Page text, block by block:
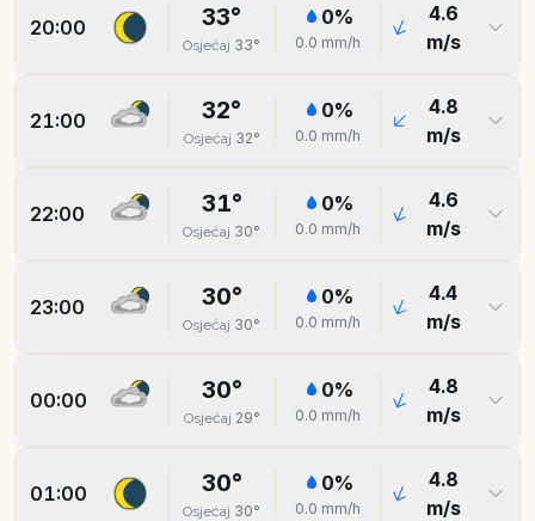
20:00 33°
Osjećaj 33°
0%
0.0 mm/h
4.6
m/s
21:00 32°
Osjećaj 32°
0%
0.0 mm/h
4.8
m/s
22:00 31°
Osjećaj 30°
0%
0.0 mm/h
4.6
m/s
23:00 30°
Osjećaj 30°
0%
0.0 mm/h
4.4
m/s
00:00 30°
Osjećaj 29°
0%
0.0 mm/h
4.8
m/s
01:00 30°
Osjećaj 30°
0%
0.0 mm/h
4.8
m/s